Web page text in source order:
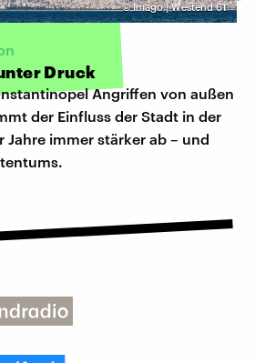
©Imago | Westend 61
Druck
Angriffen von außen
der Einfluss der Stadt in der
Jahre immer stärker ab – und